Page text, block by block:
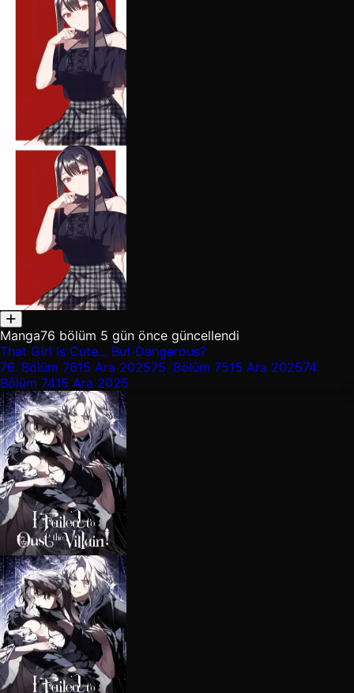
Manga76 bölüm 5 gün önce güncellendi
That Girl Is Cute... But Dangerous?
76. Bölüm 7615 Ara 202575. Bölüm 7515 Ara 202574.
Bölüm 7415 Ara 2025